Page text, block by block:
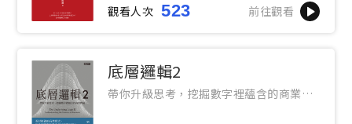
觀看人次 523 前往觀看
底層邏輯2
帶你升級思考，挖掘數字裡蘊含的商業寶